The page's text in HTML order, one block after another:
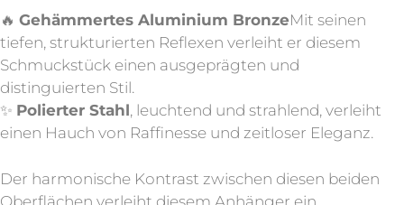
🔥 Gehämmertes Aluminium BronzeMit seinen
tiefen, strukturierten Reflexen verleiht er diesem
Schmuckstück einen ausgeprägten und
distinguierten Stil.
✨ Polierter Stahl, leuchtend und strahlend, verleiht
einen Hauch von Raffinesse und zeitloser Eleganz.
Der harmonische Kontrast zwischen diesen beiden
Oberflächen verleiht diesem Anhänger ein